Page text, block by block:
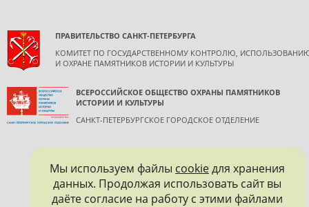
ПРАВИТЕЛЬСТВО САНКТ-ПЕТЕРБУРГА
КОМИТЕТ ПО ГОСУДАРСТВЕННОМУ КОНТРОЛЮ,
И ОХРАНЕ ПАМЯТНИКОВ ИСТОРИИ И КУЛЬТУРЫ
ВСЕРОССИЙСКОЕ ОБЩЕСТВО ОХРАНЫ ПАМЯТНИКОВ
ИСТОРИИ И КУЛЬТУРЫ
САНКТ-ПЕТЕРБУРГСКОЕ ГОРОДСКОЕ ОТДЕЛЕНИЕ
Мы используем файлы cookieдля хранения
данных. Продолжая использовать сайт вы
даёте согласие на работу с этими файлами